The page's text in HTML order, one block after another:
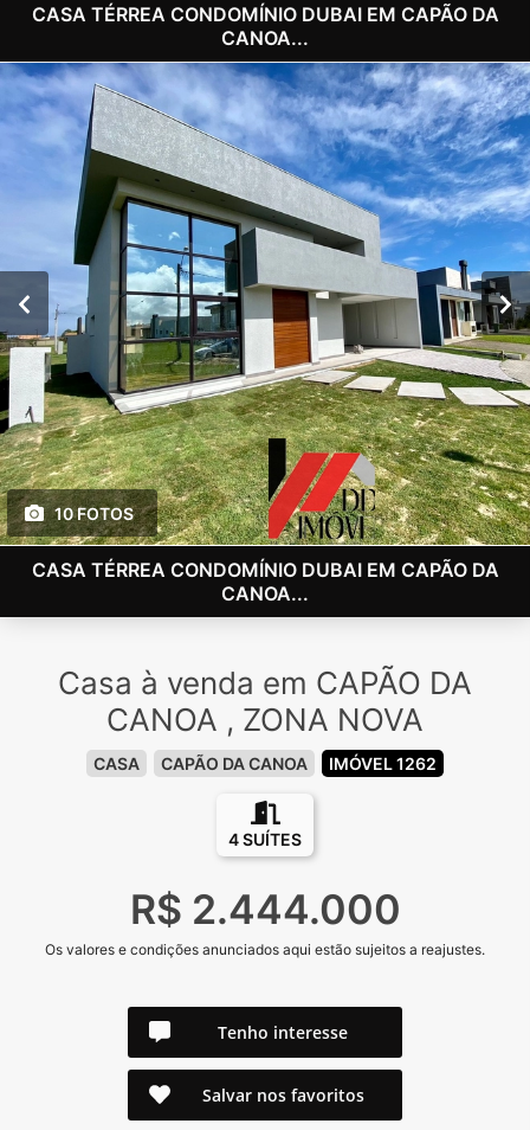
CASA TÉRREA CONDOMÍNIO DUBAI EM CAPÃO DA
CANOA...
10 FOTOS
CASA TÉRREA CONDOMÍNIO DUBAI EM CAPÃO DA
CANOA...
Casa à venda em CAPÃO DA
CANOA , ZONA NOVA
CASA CAPÃO DA CANOA IMÓVEL 1262
4 SUÍTES
R$ 2.444.000
Os valores e condições anunciados aqui estão sujeitos a reajustes.
Tenho interesse
Salvar nos favoritos